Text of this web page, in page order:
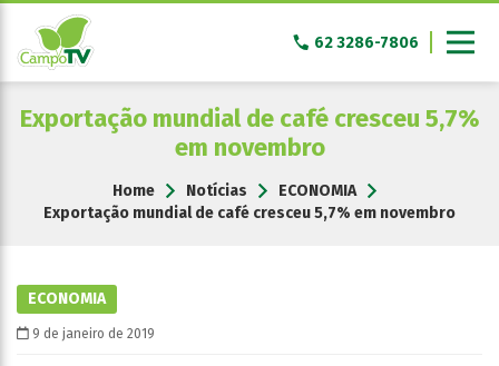
Pular
conteúdo
62 3286-7806
Exportação mundial de café cresceu 5,7%
em novembro
Home Notícias
ECONOMIA
Exportação mundial de café cresceu 5,7% em novembro
ECONOMIA
9 de janeiro de 2019